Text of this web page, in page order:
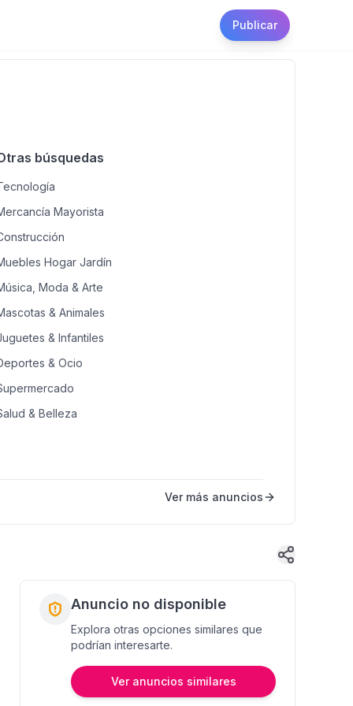
Publicar
búsquedas
Mayorista
Hogar Jardín
Moda & Arte
& Animales
& Infantiles
& Ocio
& Belleza
Ver más anuncios
Anuncio no disponible
Explora otras opciones similares que
podrían interesarte.
Ver anuncios similares